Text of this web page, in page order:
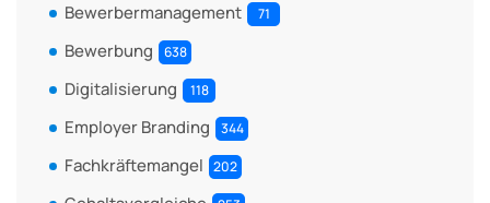
Bewerbermanagement 71
Bewerbung 638
Digitalisierung 118
Employer Branding 344
Fachkräftemangel 202